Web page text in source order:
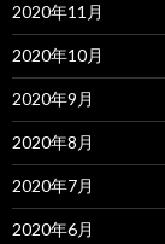
2020年11月
2020年10月
2020年9月
2020年8月
2020年7月
2020年6月